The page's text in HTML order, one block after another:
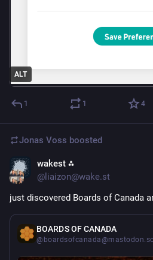
ALT
1 1 4
Jonas Voss boosted
wakest ⁂
@liaizon@wake.st
just discovered Boards of Canada
BOARDS OF CANADA